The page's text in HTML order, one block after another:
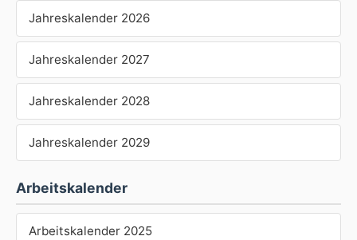
Jahreskalender 2026
Jahreskalender 2027
Jahreskalender 2028
Jahreskalender 2029
Arbeitskalender
Arbeitskalender 2025